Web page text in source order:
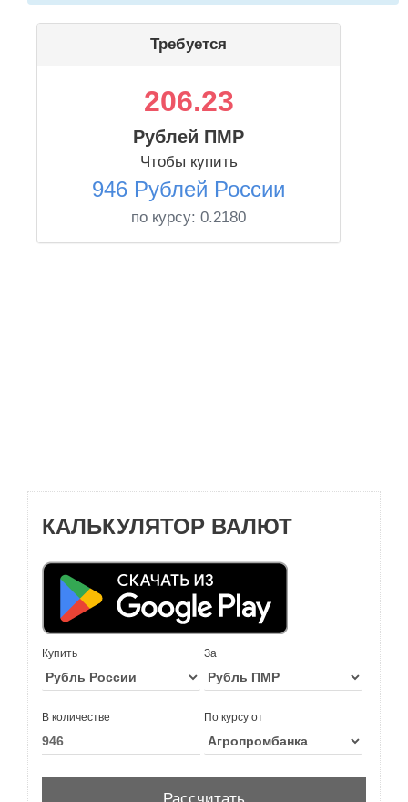
Требуется
206.23
Рублей ПМР
Чтобы купить
946 Рублей России
по курсу: 0.2180
КАЛЬКУЛЯТОР ВАЛЮТ
Купить За
В количестве По курсу от